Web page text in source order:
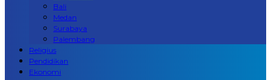
Bali
Medan
Surabaya
Palembang
Religius
Pendidikan
Ekonomi